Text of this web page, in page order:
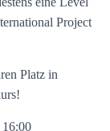
Project
Platz in